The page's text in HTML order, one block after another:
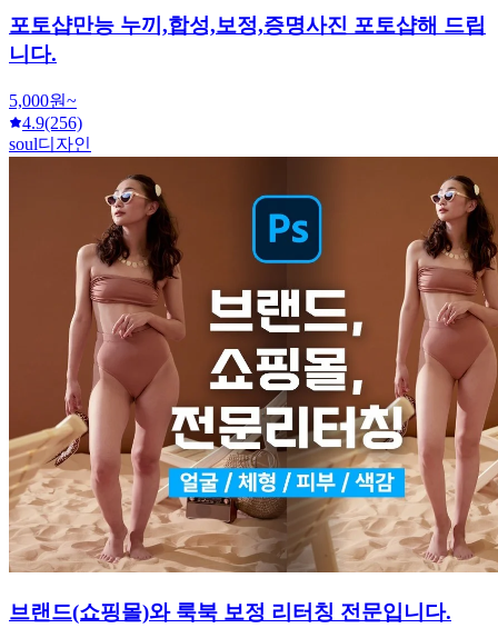
포토샵만능 누끼,합성,보정,증명사진 포토샵해 드립
니다.
5,000원~
4.9(256)
soul디자인
브랜드(쇼핑몰)와 룩북 보정 리터칭 전문입니다.